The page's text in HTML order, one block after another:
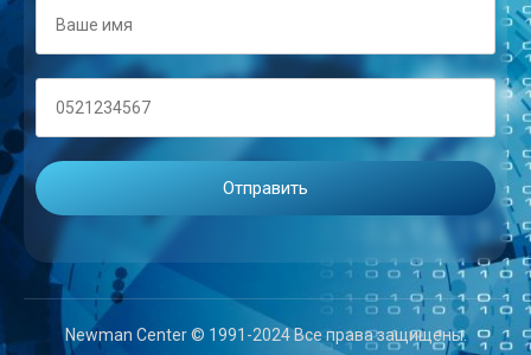
Newman Center © 1991-2024 Все права защищены.